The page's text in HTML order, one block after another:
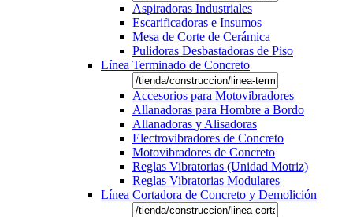
Aspiradoras Industriales
Escarificadoras e Insumos
Mesa de Corte de Cerámica
Pulidoras Desbastadoras de Piso
Línea Terminado de Concreto
Accesorios para Motovibradores
Allanadoras para Hombre a Bordo
Allanadoras y Alisadoras
Electrovibradores de Concreto
Motovibradores de Concreto
Reglas Vibratorias (Unidad Motriz)
Reglas Vibratorias Modulares
Línea Cortadora de Concreto y Demolición